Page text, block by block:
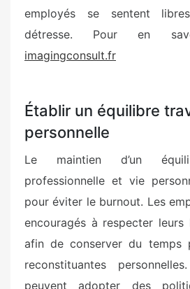
employés se sentent
détresse. Pour en
imagingconsult.fr
Établir un équilibre
personnelle
Le maintien d’un
professionnelle et vie
pour éviter le burnout. Les
encouragés à respecter
afin de conserver du temps
reconstituantes
peuvent adopter des